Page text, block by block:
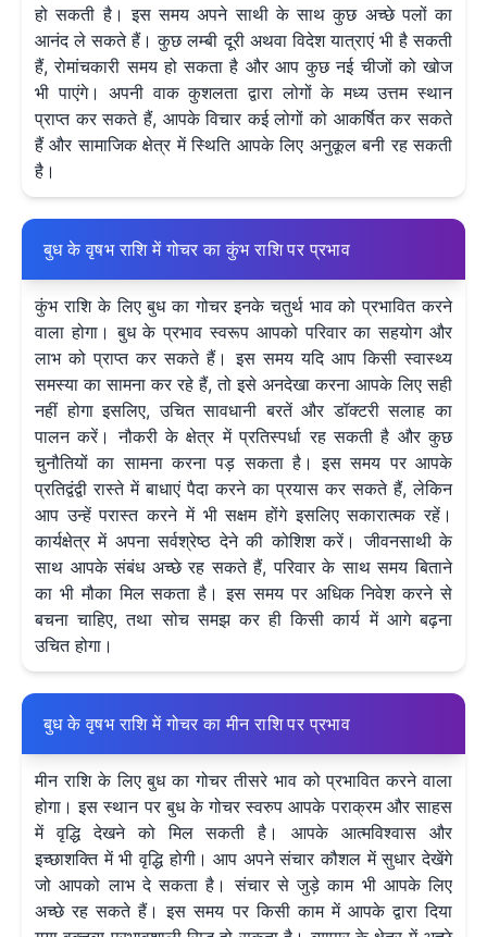
हो सकती है। इस समय अपने साथी के साथ कुछ अच्छे पलों का
आनंद ले सकते हैं। कुछ लम्बी दूरी अथवा विदेश यात्राएं भी है सकती
हैं, रोमांचकारी समय हो सकता है और आप कुछ नई चीजों को खोज
भी पाएंगे। अपनी वाक कुशलता द्वारा लोगों के मध्य उत्तम स्थान
प्राप्त कर सकते हैं, आपके विचार कई लोगों को आकर्षित कर सकते
हैं और सामाजिक क्षेत्र में स्थिति आपके लिए अनुकूल बनी रह सकती
है।
बुध के वृषभ राशि में गोचर का कुंभ राशि पर प्रभाव
कुंभ राशि के लिए बुध का गोचर इनके चतुर्थ भाव को प्रभावित करने
वाला होगा। बुध के प्रभाव स्वरूप आपको परिवार का सहयोग और
लाभ को प्राप्त कर सकते हैं। इस समय यदि आप किसी स्वास्थ्य
समस्या का सामना कर रहे हैं, तो इसे अनदेखा करना आपके लिए सही
नहीं होगा इसलिए, उचित सावधानी बरतें और डॉक्टरी सलाह का
पालन करें। नौकरी के क्षेत्र में प्रतिस्पर्धा रह सकती है और कुछ
चुनौतियों का सामना करना पड़ सकता है। इस समय पर आपके
प्रतिद्वंद्वी रास्ते में बाधाएं पैदा करने का प्रयास कर सकते हैं, लेकिन
आप उन्हें परास्त करने में भी सक्षम होंगे इसलिए सकारात्मक रहें।
कार्यक्षेत्र में अपना सर्वश्रेष्ठ देने की कोशिश करें। जीवनसाथी के
साथ आपके संबंध अच्छे रह सकते हैं, परिवार के साथ समय बिताने
का भी मौका मिल सकता है। इस समय पर अधिक निवेश करने से
बचना चाहिए, तथा सोच समझ कर ही किसी कार्य में आगे बढ़ना
उचित होगा।
बुध के वृषभ राशि में गोचर का मीन राशि पर प्रभाव
मीन राशि के लिए बुध का गोचर तीसरे भाव को प्रभावित करने वाला
होगा। इस स्थान पर बुध के गोचर स्वरुप आपके पराक्रम और साहस
में वृद्धि देखने को मिल सकती है। आपके आत्मविश्वास और
इच्छाशक्ति में भी वृद्धि होगी। आप अपने संचार कौशल में सुधार देखेंगे
जो आपको लाभ दे सकता है। संचार से जुड़े काम भी आपके लिए
अच्छे रह सकते हैं। इस समय पर किसी काम में आपके द्वारा दिया